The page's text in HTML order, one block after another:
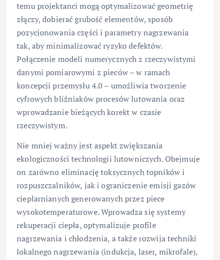
temu projektanci mogą optymalizować geometrię
złączy, dobierać grubość elementów, sposób
pozycjonowania części i parametry nagrzewania
tak, aby minimalizować ryzyko defektów.
Połączenie modeli numerycznych z rzeczywistymi
danymi pomiarowymi z pieców – w ramach
koncepcji przemysłu 4.0 – umożliwia tworzenie
cyfrowych bliźniaków procesów lutowania oraz
wprowadzanie bieżących korekt w czasie
rzeczywistym.
Nie mniej ważny jest aspekt zwiększania
ekologiczności technologii lutowniczych. Obejmuje
on zarówno eliminację toksycznych topników i
rozpuszczalników, jak i ograniczenie emisji gazów
cieplarnianych generowanych przez piece
wysokotemperaturowe. Wprowadza się systemy
rekuperacji ciepła, optymalizuje profile
nagrzewania i chłodzenia, a także rozwija techniki
lokalnego nagrzewania (indukcja, laser, mikrofale),